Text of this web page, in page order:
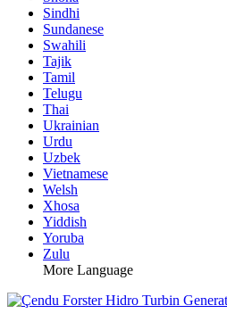
Sindhi
Sundanese
Swahili
Tajik
Tamil
Telugu
Thai
Ukrainian
Urdu
Uzbek
Vietnamese
Welsh
Xhosa
Yiddish
Yoruba
Zulu
More Language